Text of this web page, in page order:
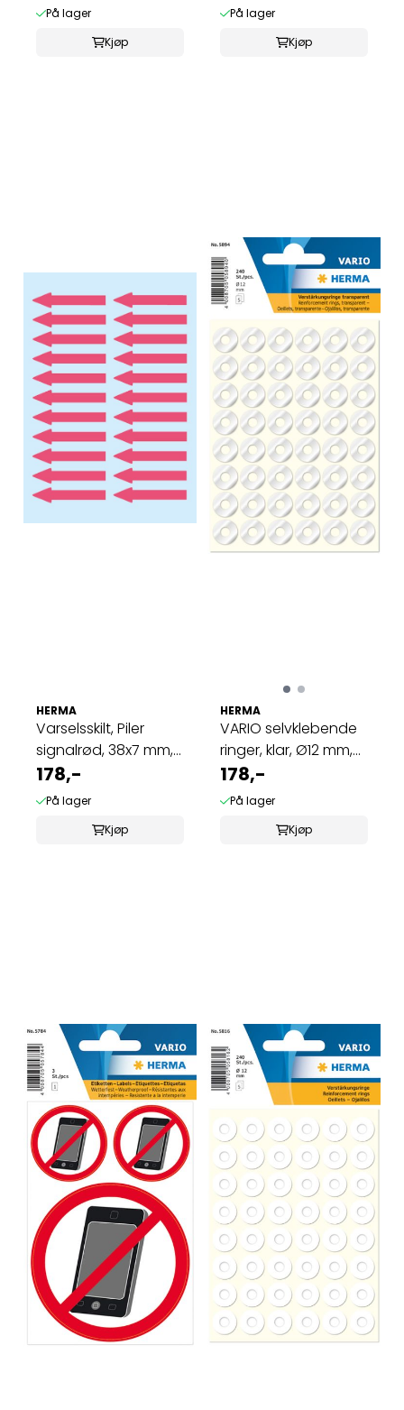
På lager
Kjøp
På lager
Kjøp
HERMA
Varselsskilt, Piler
signalrød, 38x7 mm,
4 ark, 88 ...
178,-
På lager
Kjøp
HERMA
VARIO selvklebende
ringer, klar, Ø12 mm,
240 stk ...
178,-
På lager
Kjøp